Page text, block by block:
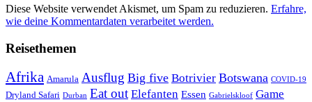
Diese Website verwendet Akismet, um Spam zu reduzieren. Erfahre,
wie deine Kommentardaten verarbeitet werden.
Reisethemen
Afrika Amarula Ausflug Big five Botrivier Botswana COVID-19
Dryland Safari Durban Eat out Elefanten Essen Gabrielskloof Game